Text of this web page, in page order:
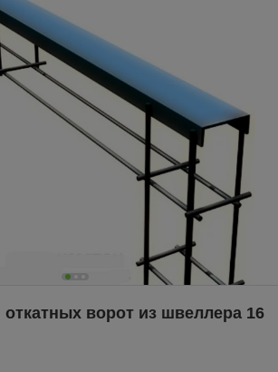
откатных ворот из швеллера 16